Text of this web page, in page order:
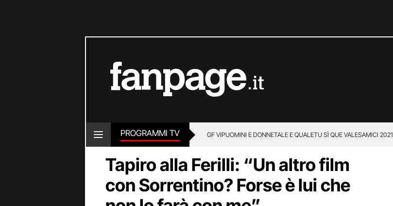
PROGRAMMI TV GF VIPUOMINI E DONNETALE E QUALETU SÌ QUE VALESAMICI 2021
Tapiro alla Ferilli: “Un altro film
con Sorrentino? Forse è lui che